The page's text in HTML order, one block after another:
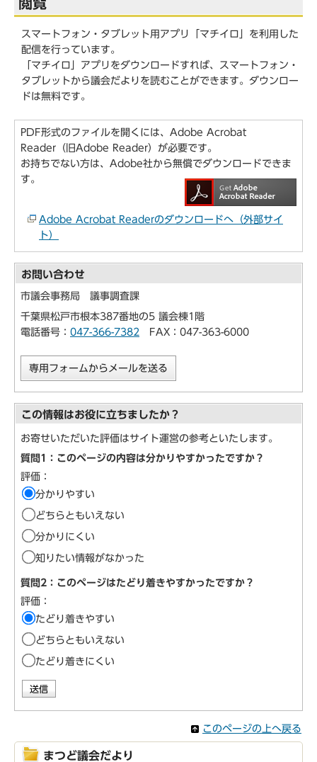
スマートフォン・タブレット用アプリ「マチイロ」を利用した
配信を行っています。
「マチイロ」アプリをダウンロードすれば、スマートフォン・
タブレットから議会だよりを読むことができます。ダウンロー
ドは無料です。
PDF形式のファイルを開くには、Adobe Acrobat
Reader（旧Adobe Reader）が必要です。
お持ちでない方は、Adobe社から無償でダウンロードできま
す。
Adobe Acrobat Readerのダウンロードへ（外部サイ
ト）
お問い合わせ
市議会事務局 議事調査課
千葉県松戸市根本387番地の5 議会棟1階
電話番号： 047-366-7382 FAX：047-363-6000
専用フォームからメールを送る
この情報はお役に立ちましたか？
お寄せいただいた評価はサイト運営の参考といたします。
質問1：このページの内容は分かりやすかったですか？
評価：
分かりやすい
どちらともいえない
分かりにくい
知りたい情報がなかった
質問2：このページはたどり着きやすかったですか？
評価：
たどり着きやすい
どちらともいえない
たどり着きにくい
このページの上へ戻る
まつど議会だより